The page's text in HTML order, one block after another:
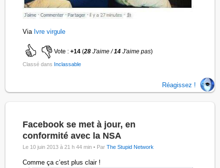
Via Ivre virgule
Vote :+14 (28J'aime /14 J'aime pas)
Classé dans Inclassable
Réagissez !
Facebook se met à jour, en
conformité avec la NSA
Le 10 juin 2013 à 21 h 44 min • ParThe Stupid Network
Comme ça c’est plus clair !